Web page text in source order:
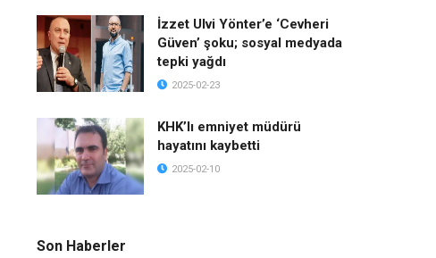
İzzet Ulvi Yönter’e ‘Cevheri
Güven’ şoku; sosyal medyada
tepki yağdı
2025-02-23
KHK’lı emniyet müdürü
hayatını kaybetti
2025-02-10
Son Haberler